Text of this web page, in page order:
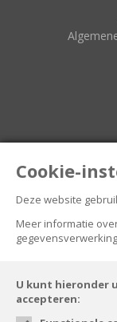
Cookie-
Deze website
Meer informatie
U kunt hieronder
accepteren: